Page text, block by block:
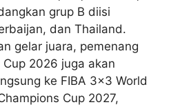
grup B diisi
dan Thailand.
gelar juara, pemenang
2026 juga akan
ke FIBA 3×3 World
Cup 2027,